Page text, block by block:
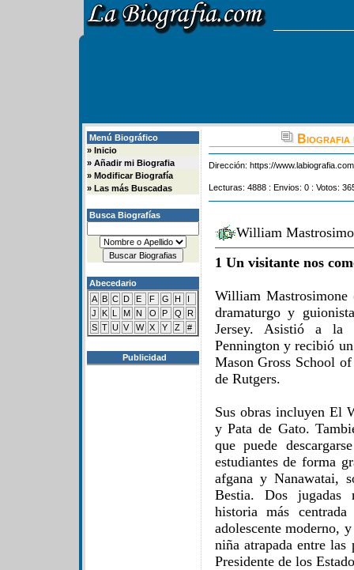
Menú Biográfico
» Inicio
» Añadir mi Biografia
» Modificar Biografía
» Las más Buscadas
Busca Biografías
Abecedario
A B C D E F G H
I
J
K L M N O P Q
R
S T U V W X Y Z #
Publicidad
Biografia
Dirección: https://
Lecturas: 4888 : Envios: 0 : Votos:
William
1 Un visitante nos
William
dramaturgo y
Jersey. Asistió a la
Pennington y recibió
Mason Gross School
de Rutgers.
Sus obras incluyen El
y Pata de Gato.
que puede
estudiantes de forma
afgana y Nanawatai,
Bestia. Dos jugadas
historia más
adolescente moderno,
niña atrapada entre
Presidente de los